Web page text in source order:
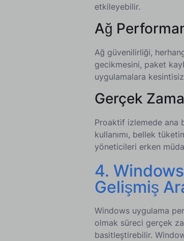
etkileyebilir.
Ağ
Ağ güvenilirliği,
gecikmesini, paket
uygulamalara
Gerçek
Proaktif izlemede ana
kullanımı, bellek
yöneticileri erken
4.
Gelişmiş
Windows uygulama
olmak süreci gerçek
basitleştirebilir.